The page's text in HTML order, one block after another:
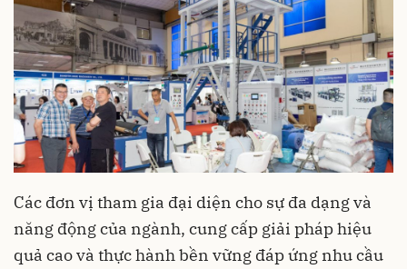
Các đơn vị tham gia đại diện cho sự đa dạng và
năng động của ngành, cung cấp giải pháp hiệu
quả cao và thực hành bền vững đáp ứng nhu cầu